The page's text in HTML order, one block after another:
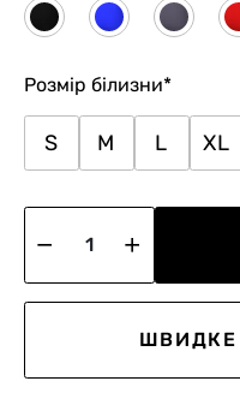
Розмір білизни*
S M L XL
ШВИДКЕ